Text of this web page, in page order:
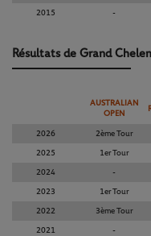
2015 -
Résultats de Grand
AUSTRALIAN
OPEN
2026 2ème Tour
2025 1er Tour
2024 -
2023 1er Tour
2022 3ème Tour
2021 -